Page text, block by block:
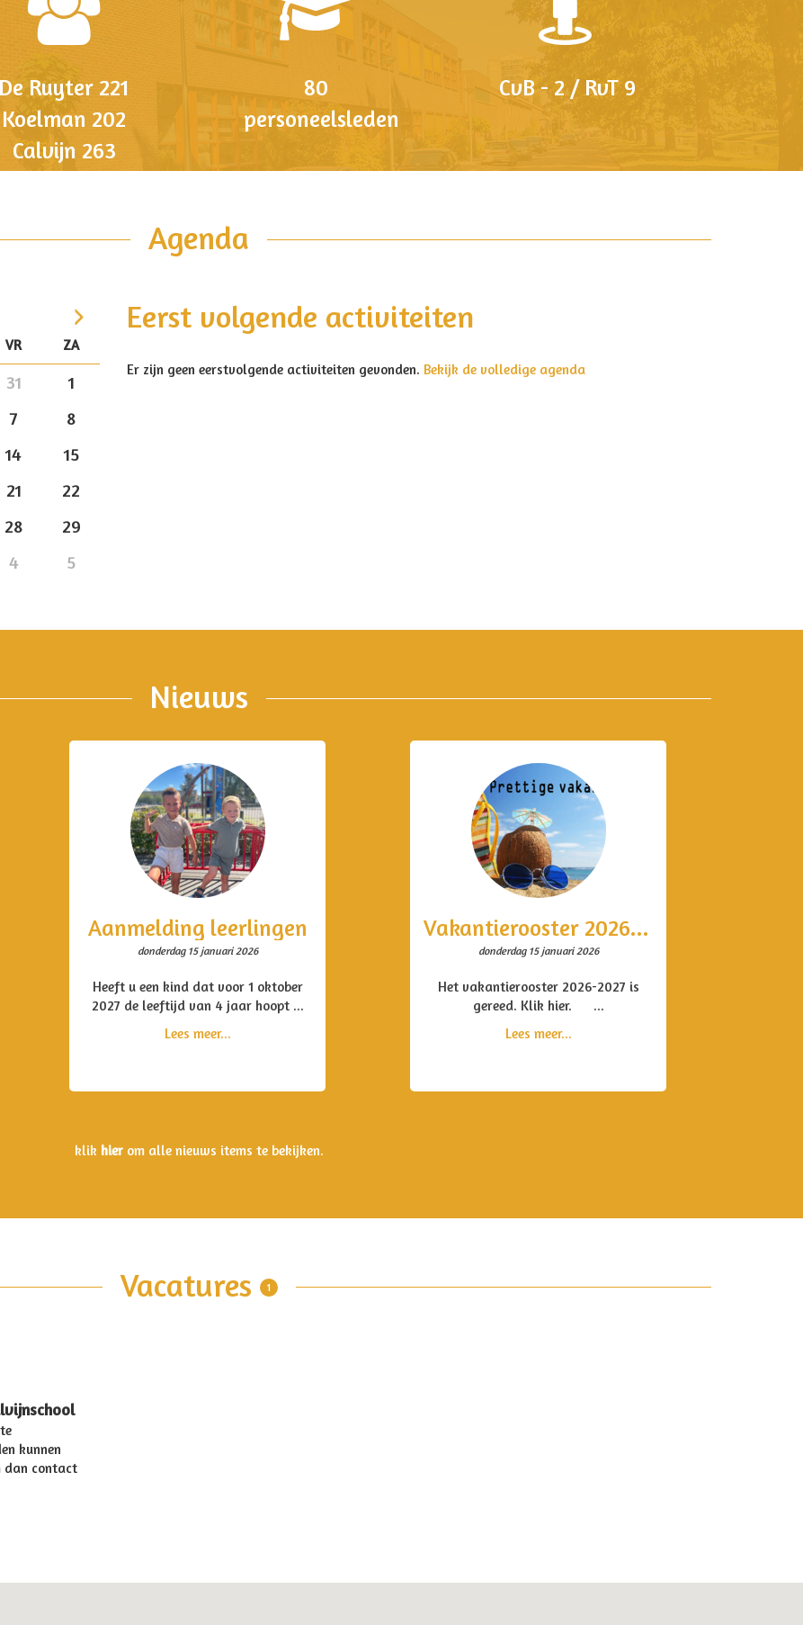
De Ruyter 221
Koelman 202
Calvijn 263
80
personeelsleden
CvB - 2 / RvT 9
Agenda
>
VR ZA
31
1
7
8
14
15
21
22
28
29
4 5
Eerst volgende activiteiten
Er zijn geen eerstvolgende activiteiten gevonden. Bekijk de volledige agenda
Nieuws
Aanmelding leerlingen
donderdag 15 januari 2026
Heeft u een kind dat voor 1 oktober
2027 de leeftijd van 4 jaar hoopt ...
Lees meer...
Vakantierooster 2026-2027
donderdag 15 januari 2026
Het vakantierooster 2026-2027 is
gereed. Klik hier. ...
Lees meer...
klik hierom alle nieuws items te bekijken.
Vacatures 1
kunnen
dan contact